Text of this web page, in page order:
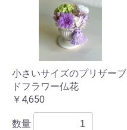
小さいサイズのプリザーブ
ドフラワー仏花
￥4,650
数量